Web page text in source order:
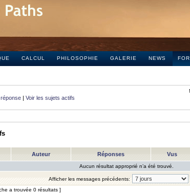
CALCUL PHILOSOPHIE GALERIE NEWS
| Voir les sujets actifs
Auteur Réponses Vus
Aucun résultat approprié n’a été trouvé.
Afficher les messages précédents:
a trouvée 0 résultats ]